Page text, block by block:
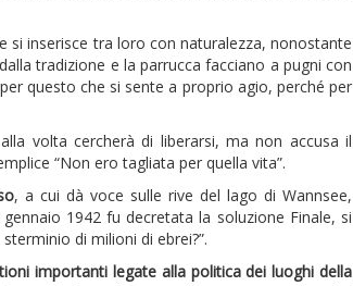
si inserisce tra loro con naturalezza, nonostante
tradizione e la parrucca facciano a pugni con
questo che si sente a proprio agio, perché per
volta cercherà di liberarsi, ma non accusa il
“Non ero tagliata per quella vita”.
, a cui dà voce sulle rive del lago di Wannsee,
1942 fu decretata la soluzione Finale, si
di milioni di ebrei?”.
importanti legate alla politica dei luoghi della